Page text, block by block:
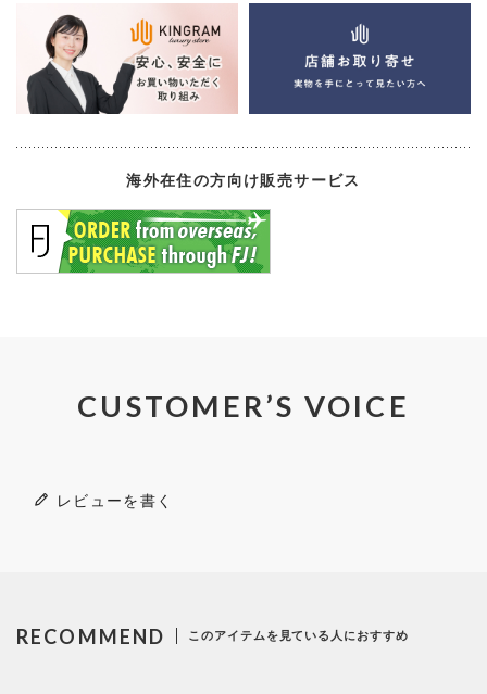
海外在住の方向け販売サービス
CUSTOMER’S VOICE
レビューを書く
RECOMMEND このアイテムを見ている人におすすめ